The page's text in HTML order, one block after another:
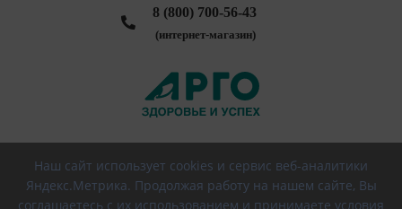
8 (800) 700-56-43
(интернет-магазин)
© 2026 РПО АРГО, Все права защищены
Наш сайт использует cookies и сервис веб-аналитики
Яндекс.Метрика. Продолжая работу на нашем сайте, Вы
соглашаетесь с их использованием и принимаете условия